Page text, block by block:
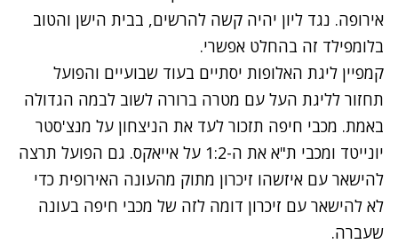
אירופה. נגד ליון יהיה קשה להרשים, בבית הישן והטוב
בלומפילד זה בהחלט אפשרי.
קמפיין ליגת האלופות יסתיים בעוד שבועיים והפועל
תחזור לליגת העל עם מטרה ברורה לשוב לבמה הגדולה
באמת. מכבי חיפה תזכור לעד את הניצחון על מנצ'סטר
יונייטד ומכבי ת"א את ה-1:2 על אייאקס. גם הפועל תרצה
להישאר עם איזשהו זיכרון מתוק מהעונה האירופית כדי
לא להישאר עם זיכרון דומה לזה של מכבי חיפה בעונה
שעברה.